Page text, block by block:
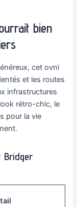
bien
cet ovni
et les routes
infrastructures
rétro-chic, le
pour la vie
Bridger